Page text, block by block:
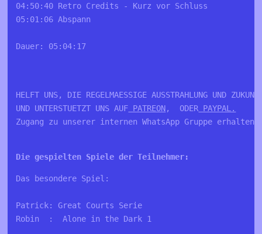
04:50:40 Retro Credits - Kurz vor Schluss
05:01:06 Abspann
Dauer: 05:04:17
HELFT UNS, DIE REGELMAESSIGE AUSSTRAHLUNG UND
UND UNTERSTUETZT UNS AUF PATREON,  ODER PAYPAL.
Zugang zu unserer internen WhatsApp Gruppe
Die gespielten Spiele der Teilnehmer:
Das besondere Spiel:
Patrick: Great Courts Serie
Robin  :  Alone in the Dark 1